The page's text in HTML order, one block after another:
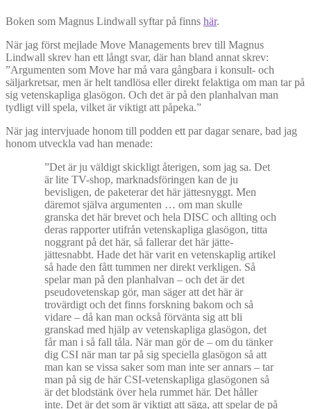
Boken som Magnus Lindwall syftar på finns här.
När jag först mejlade Move Managements brev till Magnus
Lindwall skrev han ett långt svar, där han bland annat skrev:
”Argumenten som Move har må vara gångbara i konsult- och
säljarkretsar, men är helt tandlösa eller direkt felaktiga om man tar på
sig vetenskapliga glasögon. Och det är på den planhalvan man
tydligt vill spela, vilket är viktigt att påpeka.”
När jag intervjuade honom till podden ett par dagar senare, bad jag
honom utveckla vad han menade:
”Det är ju väldigt skickligt återigen, som jag sa. Det
är lite TV-shop, marknadsföringen kan de ju
bevisligen, de paketerar det här jättesnyggt. Men
däremot själva argumenten … om man skulle
granska det här brevet och hela DISC och allting och
deras rapporter utifrån vetenskapliga glasögon, titta
noggrant på det här, så fallerar det här jätte-
jättesnabbt. Hade det här varit en vetenskaplig artikel
så hade den fått tummen ner direkt verkligen. Så
spelar man på den planhalvan – och det är det
pseudovetenskap gör, man säger att det här är
trovärdigt och det finns forskning bakom och så
vidare – då kan man också förvänta sig att bli
granskad med hjälp av vetenskapliga glasögon, det
får man i så fall tåla. När man gör de – om du tänker
dig CSI när man tar på sig speciella glasögon så att
man kan se vissa saker som man inte ser annars – tar
man på sig de här CSI-vetenskapliga glasögonen så
är det blodstänk över hela rummet här. Det håller
inte. Det är det som är viktigt att säga, att spelar de på